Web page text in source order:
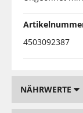
4503092387
NÄHRWERTE